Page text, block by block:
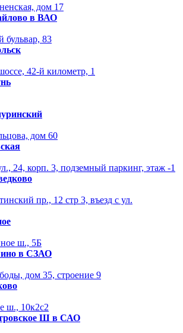
дом 17
в ВАО
83
42-й километр, 1
дом 60
24, корп. 3, подземный паркинг, этаж -1
пр., 12 стр 3, въезд с ул.
ш., 5Б
в СЗАО
дом 35, строение 9
ш., 10к2с2
Ш в САО